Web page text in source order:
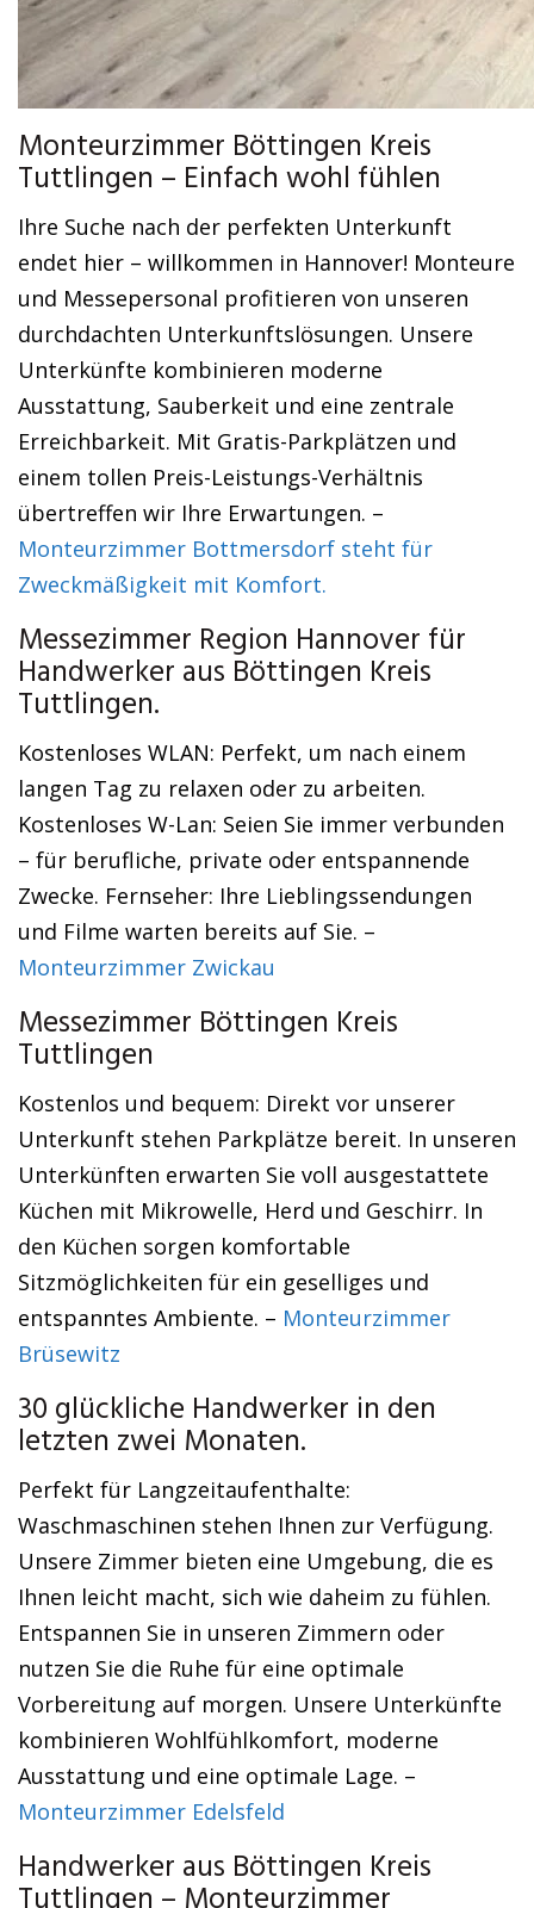
Monteurzimmer Böttingen Kreis
Tuttlingen – Einfach wohl fühlen
Ihre Suche nach der perfekten Unterkunft
endet hier – willkommen in Hannover! Monteure
und Messepersonal profitieren von unseren
durchdachten Unterkunftslösungen. Unsere
Unterkünfte kombinieren moderne
Ausstattung, Sauberkeit und eine zentrale
Erreichbarkeit. Mit Gratis-Parkplätzen und
einem tollen Preis-Leistungs-Verhältnis
übertreffen wir Ihre Erwartungen. –
Monteurzimmer Bottmersdorf steht für
Zweckmäßigkeit mit Komfort.
Messezimmer Region Hannover für
Handwerker aus Böttingen Kreis
Tuttlingen.
Kostenloses WLAN: Perfekt, um nach einem
langen Tag zu relaxen oder zu arbeiten.
Kostenloses W-Lan: Seien Sie immer verbunden
– für berufliche, private oder entspannende
Zwecke. Fernseher: Ihre Lieblingssendungen
und Filme warten bereits auf Sie. –
Monteurzimmer Zwickau
Messezimmer Böttingen Kreis
Tuttlingen
Kostenlos und bequem: Direkt vor unserer
Unterkunft stehen Parkplätze bereit. In unseren
Unterkünften erwarten Sie voll ausgestattete
Küchen mit Mikrowelle, Herd und Geschirr. In
den Küchen sorgen komfortable
Sitzmöglichkeiten für ein geselliges und
entspanntes Ambiente. – Monteurzimmer
Brüsewitz
30 glückliche Handwerker in den
letzten zwei Monaten.
Perfekt für Langzeitaufenthalte:
Waschmaschinen stehen Ihnen zur Verfügung.
Unsere Zimmer bieten eine Umgebung, die es
Ihnen leicht macht, sich wie daheim zu fühlen.
Entspannen Sie in unseren Zimmern oder
nutzen Sie die Ruhe für eine optimale
Vorbereitung auf morgen. Unsere Unterkünfte
kombinieren Wohlfühlkomfort, moderne
Ausstattung und eine optimale Lage. –
Monteurzimmer Edelsfeld
Handwerker aus Böttingen Kreis